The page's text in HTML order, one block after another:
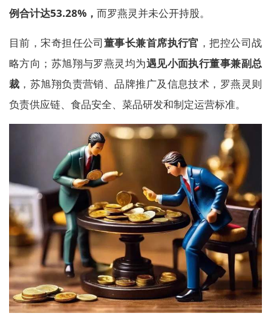
例合计达53.28%， 而罗燕灵并未公开持股。
目前，宋奇担任公司董事长兼首席执行官 ，把控公司战
略方向；苏旭翔与罗燕灵均为遇见小面执行董事兼副总
裁 ，苏旭翔负责营销、品牌推广及信息技术，罗燕灵则
负责供应链、食品安全、菜品研发和制定运营标准。